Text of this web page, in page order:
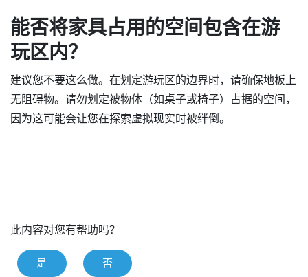
能否将家具占用的空间包含在游
玩区内？
建议您不要这么做。在划定游玩区的边界时，请确保地板上
无阻碍物。请勿划定被物体（如桌子或椅子）占据的空间，
因为这可能会让您在探索虚拟现实时被绊倒。
此内容对您有帮助吗？
是 否